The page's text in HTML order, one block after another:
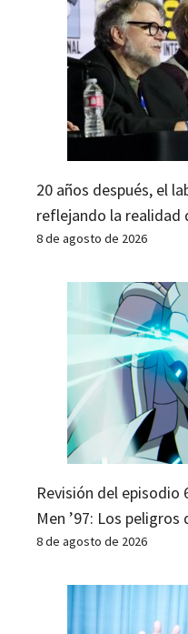
20 años después, el
reflejando la realidad
8 de agosto de 2026
Revisión del episodio
Men ’97: Los peligros
8 de agosto de 2026